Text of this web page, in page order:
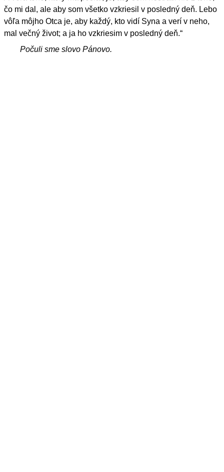
čo mi dal, ale aby som všetko vzkriesil v posledný deň. Lebo
vôľa môjho Otca je, aby každý, kto vidí Syna a verí v neho,
mal večný život; a ja ho vzkriesim v posledný deň.“
Počuli sme slovo Pánovo.